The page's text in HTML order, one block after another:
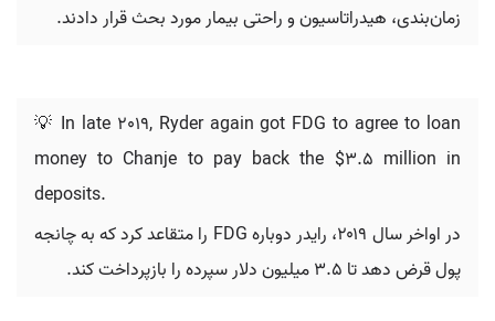
زمان‌بندی، هیدراتاسیون و راحتی بیمار مورد بحث قرار دادند.
💡 In late 2019, Ryder again got FDG to agree to loan
money to Chanje to pay back the $3.5 million in
deposits.
در اواخر سال ۲۰۱۹، رایدر دوباره FDG را متقاعد کرد که به چانجه
پول قرض دهد تا ۳.۵ میلیون دلار سپرده را بازپرداخت کند.